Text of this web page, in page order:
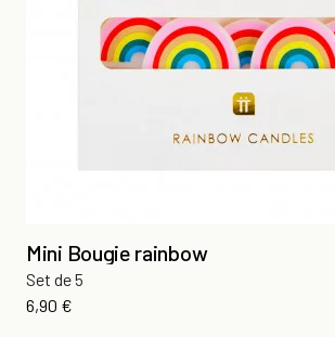
Mini Bougie rainbow
Set de 5
Prix
6,90 €